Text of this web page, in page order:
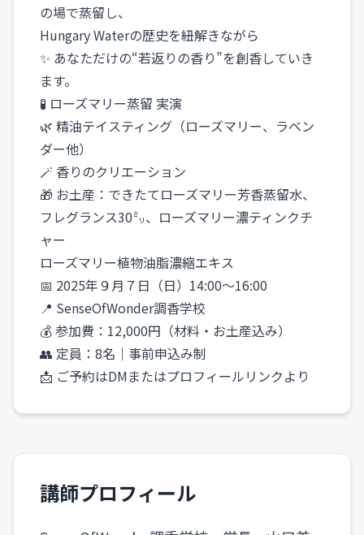
の場で蒸留し、
Hungary Waterの歴史を紐解きながら
✨ あなただけの“若返りの香り”を創香していき
ます。
🧪 ローズマリー蒸留 実演
🌿 精油テイスティング（ローズマリー、ラベン
ダー他）
🪄 香りのクリエーション
🎁 お土産：できたてローズマリー芳香蒸留水、
フレグランス30㍉、ローズマリー濃ティンクチ
ャー
ローズマリー植物油脂濃縮エキス
📅 2025年９月７日（日）14:00〜16:00
📍 SenseOfWonder調香学校
💰 参加費：12,000円（材料・お土産込み）
👥 定員：8名｜事前申込み制
📩 ご予約はDMまたはプロフィールリンクより
講師プロフィール